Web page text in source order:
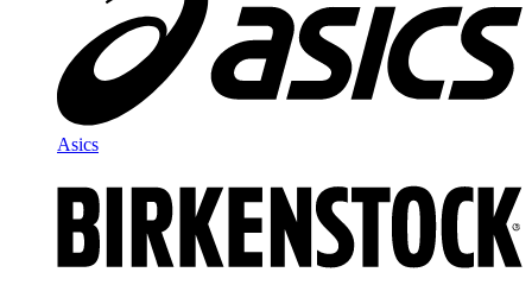
Asics